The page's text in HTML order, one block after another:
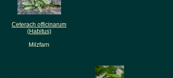
Ceterach officinarum
(Habitus)
Milzfarn